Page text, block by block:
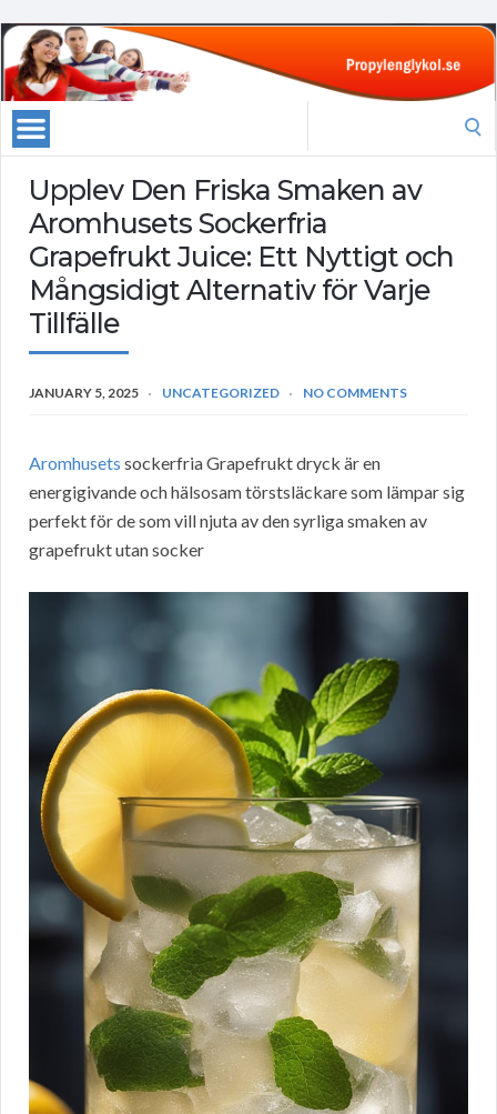
Upplev Den Friska Smaken av
Aromhusets Sockerfria
Grapefrukt Juice: Ett Nyttigt och
Mångsidigt Alternativ för Varje
Tillfälle
JANUARY 5, 2025 UNCATEGORIZED NO COMMENTS
Aromhusets sockerfria Grapefrukt dryck är en
energigivande och hälsosam törstsläckare som lämpar sig
perfekt för de som vill njuta av den syrliga smaken av
grapefrukt utan socker